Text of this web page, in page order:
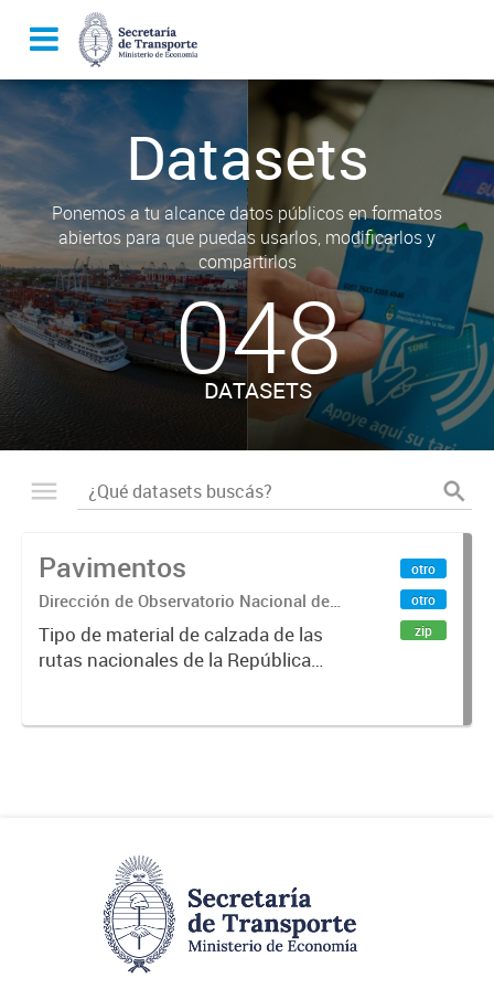
Datasets
Ponemos a tu alcance datos públicos en formatos
abiertos para que puedas usarlos, modificarlos y
compartirlos
048
DATASETS
Pavimentos
Dirección de Observatorio Nacional de
Transporte
Tipo de material de calzada de las
rutas nacionales de la República
2019.
otro
otro
zip